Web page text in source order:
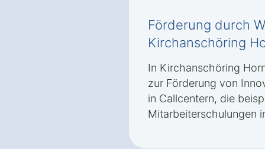
Förderung durch
Kirchanschöring
In Kirchanschöring
zur Förderung von
in Callcentern, die
Mitarbeiterschulungen